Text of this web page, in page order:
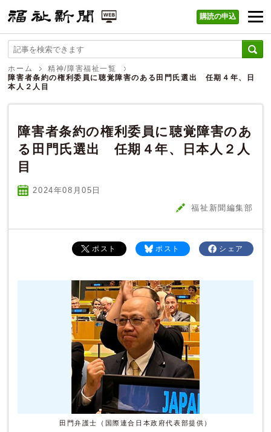
福祉新聞 WEB
購読の申込
ホーム
精神/障害福祉一覧
障害者条約の権利委員に聴覚障害のある田門氏選出 任期４年、日
本人２人目
障害者条約の権利委員に聴覚障害のあ
る田門氏選出 任期４年、日本人２人
目
2024年08 月05 日
福祉新聞編集部
シェア
ポスト
ポスト
田門弁護士（国際連合日本政府代表部提供）